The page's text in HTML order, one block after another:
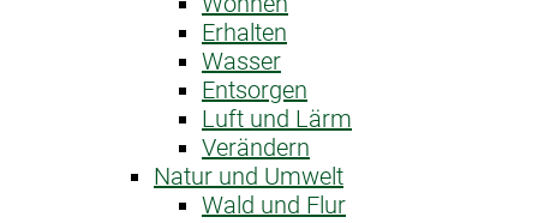
Erhalten
Wasser
Entsorgen
Luft und Lärm
Verändern
Natur und Umwelt
Wald und Flur